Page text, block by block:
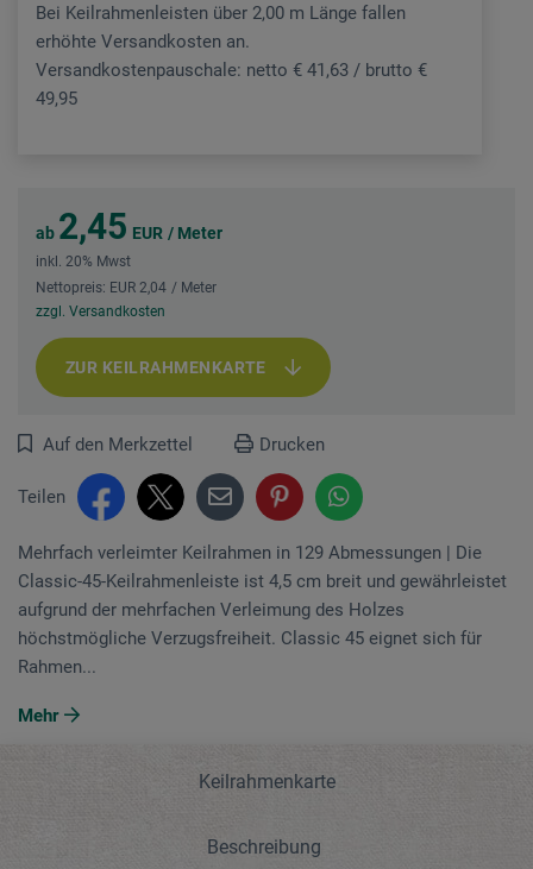
Bei Keilrahmenleisten über 2,00 m Länge fallen
erhöhte Versandkosten an.
Versandkostenpauschale: netto € 41,63 / brutto €
49,95
ab 2,45 EUR / Meter
inkl. 20% Mwst
Nettopreis: EUR 2,04 / Meter
zzgl. Versandkosten
ZUR KEILRAHMENKARTE
Auf den Merkzettel Drucken
Teilen
Mehrfach verleimter Keilrahmen in 129 Abmessungen | Die
Classic-45-Keilrahmenleiste ist 4,5 cm breit und gewährleistet
aufgrund der mehrfachen Verleimung des Holzes
höchstmögliche Verzugsfreiheit. Classic 45 eignet sich für
Rahmen...
Mehr
Keilrahmenkarte
Beschreibung